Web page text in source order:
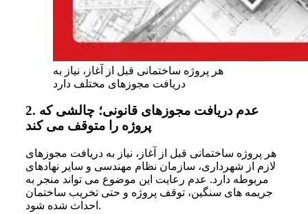
هر پروژه ساختمانی قبل از آغاز، نیاز به
دریافت مجوزهای مختلف دارد
2. عدم دریافت مجوزهای قانونی؛ چالشی که
پروژه را متوقف می کند
هر پروژه ساختمانی قبل از آغاز، نیاز به دریافت مجوزهای
لازم از شهرداری، سازمان نظام مهندسی و سایر نهادهای
مربوطه دارد. عدم رعایت این موضوع می تواند منجر به
جریمه های سنگین، توقف پروژه و حتی تخریب ساختمان
احداث شده شود.